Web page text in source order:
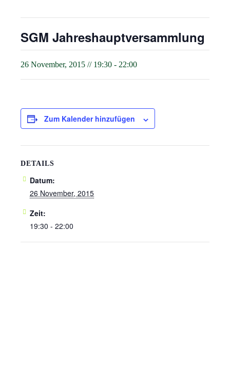
SGM Jahreshauptversammlung
26 November, 2015 // 19:30 - 22:00
Zum Kalender hinzufügen
DETAILS
Datum:
26 November, 2015
Zeit:
19:30 - 22:00